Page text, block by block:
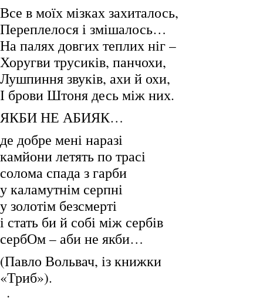
Все в моїх мізках захиталось,
Переплелося і змішалось…
На палях довгих теплих ніг –
Хоругви трусиків, панчохи,
Лушпиння звуків, ахи й охи,
І брови Штоня десь між них.
ЯКБИ НЕ АБИЯК…
де добре мені наразі
камйони летять по трасі
солома спада з гарби
у каламутнім серпні
у золотім безсмерті
і стать би й собі між сербів
сербОм – аби не якби…
(Павло Вольвач, із книжки
«Триб»).